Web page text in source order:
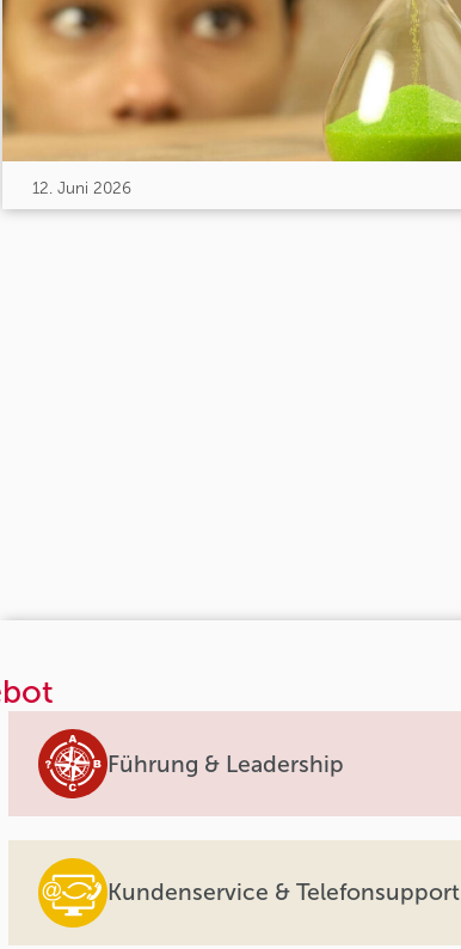
12. Juni 2026
Führung & Leadership
Kundenservice & Telefonsupport